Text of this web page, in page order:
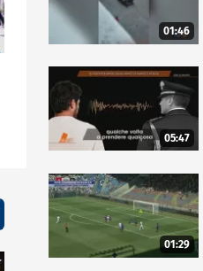
01:46
05:47
01:29